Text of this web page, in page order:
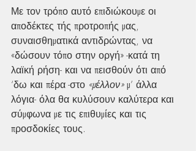
Με τον τρόπο αυτό επιδιώκουμε οι
αποδέκτες τής προτροπής μας,
συναισθηματικά αντιδρώντας, να
«δώσουν τόπο στην οργή» -κατά τη
λαϊκή ρήση- και να πεισθούν ότι από
‘δω και πέρα -στο «μέλλον» μ’ άλλα
λόγια- όλα θα κυλύσουν καλύτερα και
σύμφωνα με τις επιθυμίες και τις
προσδοκίες τους.